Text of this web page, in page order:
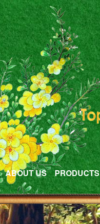
ABOUT US PRODUCTS